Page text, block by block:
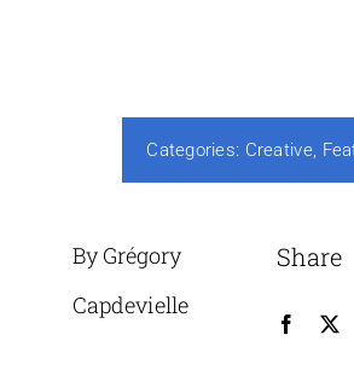
Categories: Creative,
By Grégory
Capdevielle
Share